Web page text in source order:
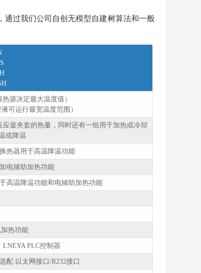
过我们公司自创无模型自建树算法和一般
源决定最大温度值）
可运行最宽温度范围）
釜夹套的热量，同时还有一组用于加热或冷却
或降温
热器用于高温降温功能
电辅助加热功能
高温降温功能和电辅助加热功能
热功能
PLC控制器
配 以太网接口/R232接口